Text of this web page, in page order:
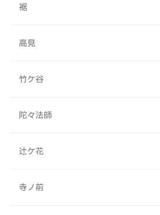
裾
高見
竹ケ谷
陀々法師
辻ケ花
寺ノ前